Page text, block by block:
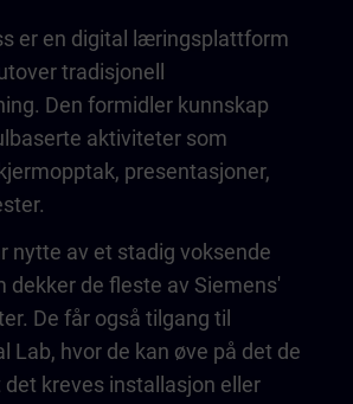
er en digital læringsplattform
tradisjonell
Den formidler kunnskap
aktiviteter som
presentasjoner,
nytte av et stadig voksende
dekker de fleste av Siemens'
De får også tilgang til
Lab, hvor de kan øve på det de
kreves installasjon eller